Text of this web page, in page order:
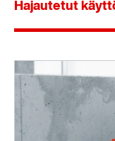
Hajautetut